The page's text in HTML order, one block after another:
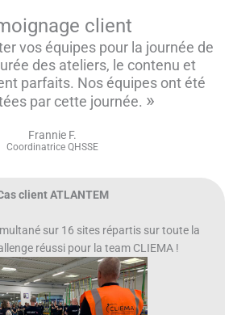
client
vos équipes pour la journée de
des ateliers, le contenu et
parfaits. Nos équipes ont été
par cette journée. »
Frannie F.
Coordinatrice QHSSE
client ATLANTEM
sur 16 sites répartis sur toute la
réussi pour la team CLIEMA !